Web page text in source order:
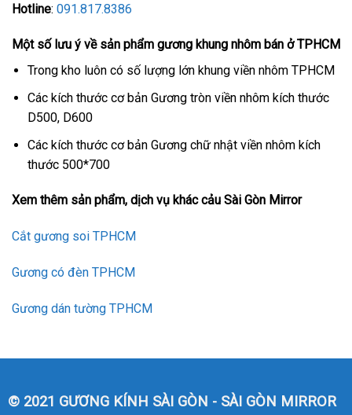
Hotline: 091.817.8386
Một số lưu ý về sản phẩm gương khung nhôm bán ở TPHCM
Trong kho luôn có số lượng lớn khung viền nhôm TPHCM
Các kích thước cơ bản Gương tròn viền nhôm kích thước
D500, D600
Các kích thước cơ bản Gương chữ nhật viền nhôm kích
thước 500*700
Xem thêm sản phẩm, dịch vụ khác cảu Sài Gòn Mirror
Cắt gương soi TPHCM
Gương có đèn TPHCM
Gương dán tường TPHCM
© 2021 GƯƠNG KÍNH SÀI GÒN - SÀI GÒN MIRROR